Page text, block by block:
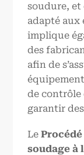
soudure, et
adapté aux
implique
des
afin de
de contrôle
garantir
Le
soudage à